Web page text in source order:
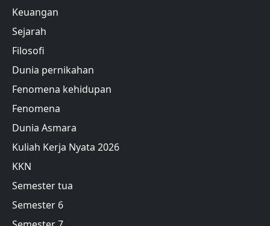
Keuangan
Sejarah
Filosofi
Dunia pernikahan
Fenomena kehidupan
Fenomena
Dunia Asmara
Kuliah Kerja Nyata 2026
KKN
Semester tua
Semester 6